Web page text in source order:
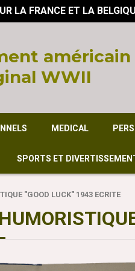
LA FRANCE ET LA
américain
WWII
MEDICAL
SPORTS ET
"GOOD LUCK" 1943 ECRITE